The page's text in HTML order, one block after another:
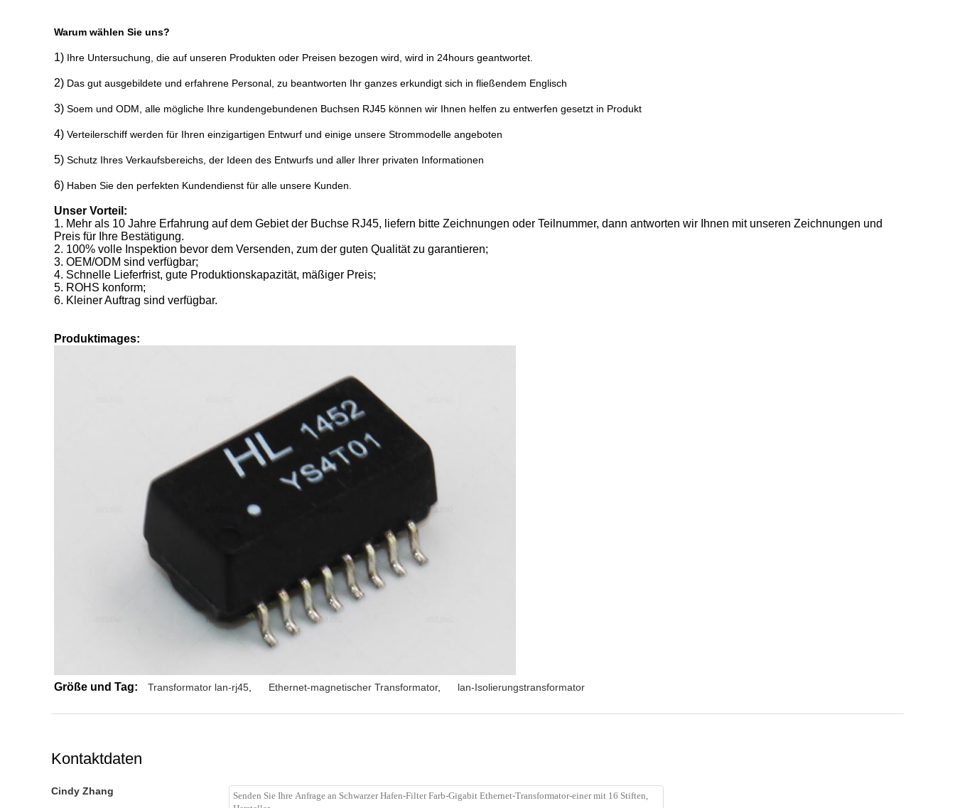
Warum wählen Sie uns?
1) Ihre Untersuchung, die auf unseren Produkten oder Preisen bezogen wird, wird in 24hours geantwortet.
2) Das gut ausgebildete und erfahrene Personal, zu beantworten Ihr ganzes erkundigt sich in fließendem Englisch
3) Soem und ODM, alle mögliche Ihre kundengebundenen Buchsen RJ45 können wir Ihnen helfen zu entwerfen gesetzt in Produkt
4) Verteilerschiff werden für Ihren einzigartigen Entwurf und einige unsere Strommodelle angeboten
5) Schutz Ihres Verkaufsbereichs, der Ideen des Entwurfs und aller Ihrer privaten Informationen
6) Haben Sie den perfekten Kundendienst für alle unsere Kunden.
Unser Vorteil:
1. Mehr als 10 Jahre Erfahrung auf dem Gebiet der Buchse RJ45, liefern bitte Zeichnungen oder Teilnummer, dann antworten wir Ihnen mit unseren Zeichnungen und
Preis für Ihre Bestätigung.
2. 100% volle Inspektion bevor dem Versenden, zum der guten Qualität zu garantieren;
3. OEM/ODM sind verfügbar;
4. Schnelle Lieferfrist, gute Produktionskapazität, mäßiger Preis;
5. ROHS konform;
6. Kleiner Auftrag sind verfügbar.
Produktimages:
Größe und Tag: Transformator lan-rj45 Ethernet-magnetischer Transformator, lan-Isolierungstransformator
Kontaktdaten
Cindy Zhang